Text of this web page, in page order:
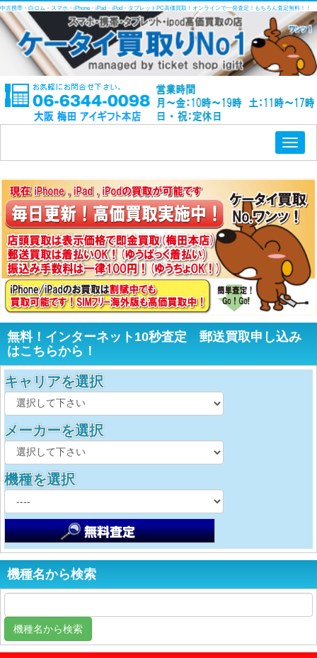
中古携帯・白ロム・スマホ・iPhone・iPad・iPod・タブレットPC高価買取！オンラインで一発査定！もちろん査定無料！！
無料！インターネット10秒査定 郵送買取申し込み
はこちらから！
キャリアを選択
メーカーを選択
機種を選択
機種名から検索
機種名から検索